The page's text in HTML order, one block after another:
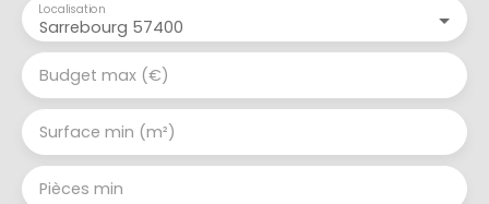
Sarrebourg 57400
Localisation
Budget max (€)
Surface min (m²)
Pièces min